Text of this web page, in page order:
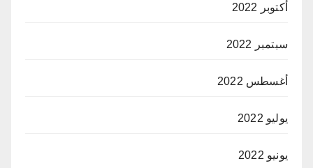
أكتوبر 2022
سبتمبر 2022
أغسطس 2022
يوليو 2022
يونيو 2022